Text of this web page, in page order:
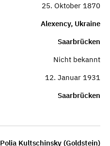
25. Oktober 1870
Alexency, Ukraine
Saarbrücken
Nicht bekannt
12. Januar 1931
Saarbrücken
Polia Kultschinsky (Goldstein)